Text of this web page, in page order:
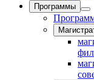
Программы